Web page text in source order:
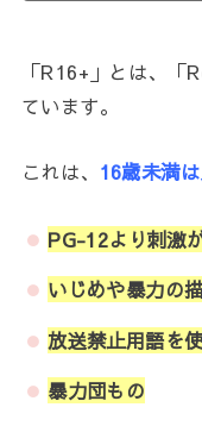
「R16+」とは、
ています。
これは、 16歳未満
PG-12より刺激
いじめや暴力の
放送禁止用語を
暴力団もの